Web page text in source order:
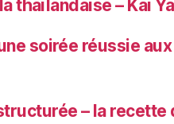
thaïlandaise – Kai
soirée réussie
– la recette